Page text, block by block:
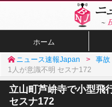
ホーム
ニュース速報Japan 事故
1人が意識不明 セスナ172
立山町芦峅寺で小型飛
セスナ172